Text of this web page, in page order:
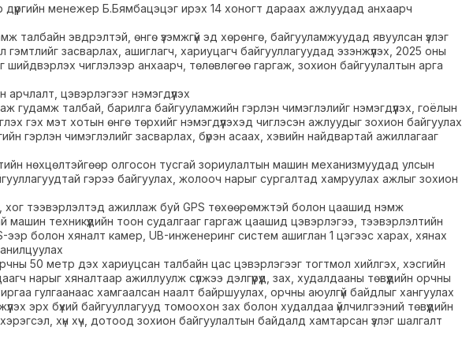
дүүргийн менежер Б.Бямбацэцэг ирэх 14 хоногт дараах ажлуудад анхаарч
талбайн эвдрэлтэй, өнгө үзэмжгүй эд хөрөнгө, байгууламжуудад явуулсан үзлэг
гэмтлийг засварлах, ашиглагч, хариуцагч байгууллагуудад эзэнжүүлэх, 2025 оны
шийдвэрлэх чиглэлээр анхаарч, төлөвлөгөө гаргаж, зохион байгуулалтын арга
цэвэрлэгээг нэмэгдүүлэх
гудамж талбай, барилга байгууламжийн гэрлэн чимэглэлийг нэмэгдүүлэх, гоёлын
гэх мэт хотын өнгө төрхийг нэмэгдүүлэхэд чиглэсэн ажлуудыг зохион байгуулах
гэрлэн чимэглэлийг засварлах, бүрэн асаах, хэвийн найдвартай ажиллагааг
нөхцөлтэйгөөр олгосон тусгай зориулалтын машин механизмуудад улсын
гэрээ байгуулах, жолооч нарыг сургалтад хамруулах ажлыг зохион
хог тээвэрлэлтэд ажиллаж буй GPS төхөөрөмжтэй болон цаашид нэмж
машин техникүүдийн тоон судалгааг гаргаж цаашид цэвэрлэгээ, тээвэрлэлтийн
ээр болон хяналт камер, UB-инженеринг систем ашиглан 1 цэгээс харах, хянах
50 метр дэх хариуцсан талбайн цас цэвэрлэгээг тогтмол хийлгэх, хэсгийн
нарыг хяналтаар ажиллуулж сүлжээ дэлгүүрүүд, зах, худалдааны төвүүдийн орчны
гулгаанаас хамгаалсан наалт байршуулах, орчны аюулгүй байдлыг хангуулах
эрх бүхий байгууллагууд томоохон зах болон худалдаа үйлчилгээний төвүүдийн
хүн хүч, дотоод зохион байгуулалтын байдалд хамтарсан үзлэг шалгалт